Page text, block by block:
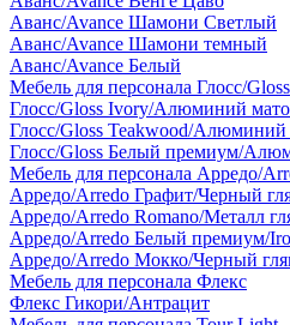
Аванс/Avance Шамони Светлый
Аванс/Avance Шамони темный
Аванс/Avance Белый
Мебель для персонала Глосс/Gloss
Глосс/Gloss Ivory/Алюминий
Глосс/Gloss Teakwood/
Глосс/Gloss Белый премиум/
Мебель для персонала Арредо/
Арредо/Arredo Графит/Черный
Арредо/Arredo Romano/Металл
Арредо/Arredo Белый премиум/
Арредо/Arredo Мокко/Черный
Мебель для персонала Флекс
Флекс Гикори/Антрацит